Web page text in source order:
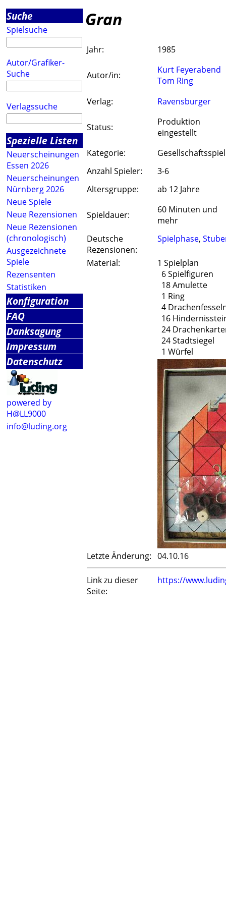
Suche
Spielsuche
Autor/Grafiker-
Suche
Verlagssuche
Spezielle Listen
Neuerscheinungen
Essen 2026
Neuerscheinungen
Nürnberg 2026
Neue Spiele
Neue Rezensionen
Neue Rezensionen
(chronologisch)
Ausgezeichnete
Spiele
Rezensenten
Statistiken
Konfiguration
FAQ
Danksagung
Impressum
Datenschutz
powered by
H@LL9000
info@luding.org
Gran
Jahr: 1985
Autor/in:
Kurt Feyerabend
Tom Ring
Verlag:
Ravensburger
Status:
Produktion
eingestellt
Kategorie:
Gesellschaftsspiel
Anzahl Spieler:
3-6
Altersgruppe:
ab 12 Jahre
Spieldauer:
60 Minuten und
mehr
Deutsche
Rezensionen:
Spielphase,
Material:
1 Spielplan
6 Spielfiguren
18 Amulette
1 Ring
4
16
24
24 Stadtsiegel
1 Würfel
Letzte Änderung: 04.10.16
Link zu dieser
Seite:
https://